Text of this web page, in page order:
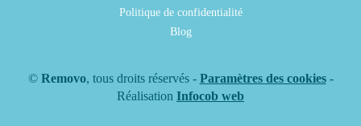
Politique de confidentialité
Blog
© Removo, tous droits réservés - Paramètres des cookies-
Réalisation Infocob web